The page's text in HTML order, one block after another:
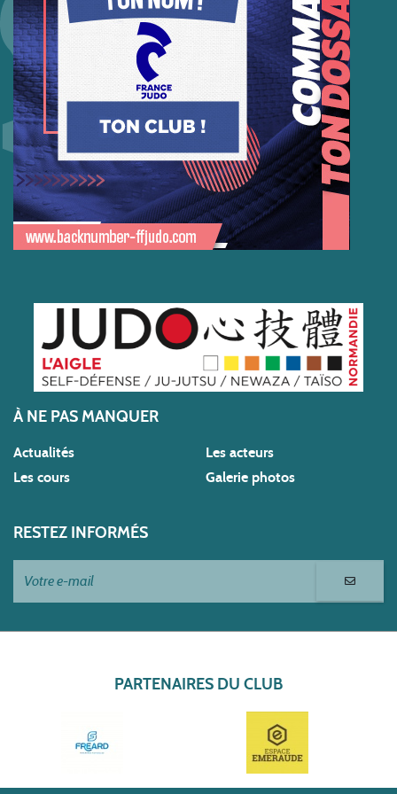
À NE PAS MANQUER
Actualités
Les cours
Les acteurs
Galerie photos
RESTEZ INFORMÉS
PARTENAIRES DU CLUB